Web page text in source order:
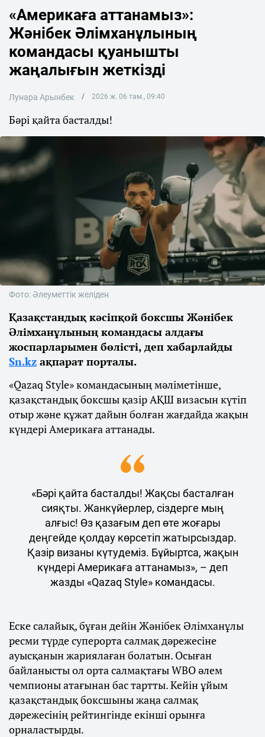
«Америкаға аттанамыз»:
Жәнібек Әлімханұлының
командасы қуанышты
жаңалығын жеткізді
Лунара Арынбек 2026 ж. 06 там., 09:40
Бәрі қайта басталды!
Фото: Әлеуметтік желіден
Қазақстандық кәсіпқой боксшы Жәнібек
Әлімханұлының командасы алдағы
жоспарларымен бөлісті, деп хабарлайды
Sn.kz ақпарат порталы.
«Qazaq Style» командасының мәліметінше,
қазақстандық боксшы қазір АҚШ визасын күтіп
отыр және құжат дайын болған жағдайда жақын
күндері Америкаға аттанады.
«Бәрі қайта басталды! Жақсы басталған
сияқты. Жанкүйерлер, сіздерге мың
алғыс! Өз қазағым деп өте жоғары
деңгейде қолдау көрсетіп жатырсыздар.
Қазір визаны күтудеміз. Бұйыртса, жақын
күндері Америкаға аттанамыз», – деп
жазды «Qazaq Style» командасы.
Еске салайық, бұған дейін Жәнібек Әлімханұлы
ресми түрде суперорта салмақ дәрежесіне
ауысқанын жариялаған болатын. Осыған
байланысты ол орта салмақтағы WBO әлем
чемпионы атағынан бас тартты. Кейін ұйым
қазақстандық боксшыны жаңа салмақ
дәрежесінің рейтингінде екінші орынға
орналастырды.